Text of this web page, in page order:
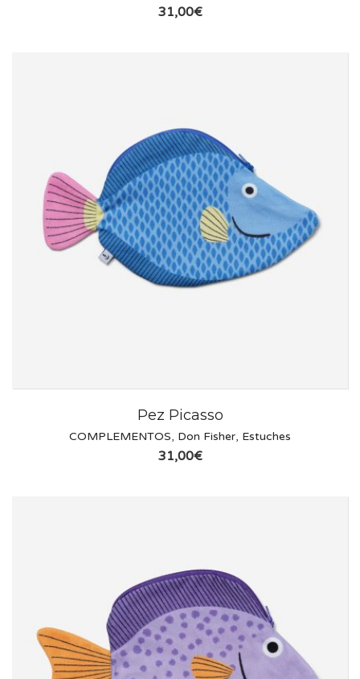
31,00€
Pez Picasso
COMPLEMENTOS, Don Fisher, Estuches
31,00€